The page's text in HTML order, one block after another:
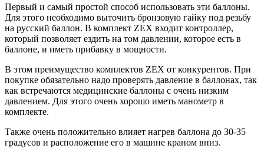
Первый и самый простой способ использовать эти баллоны.
Для этого необходимо выточить бронзовую гайку под резьбу
на русский баллон. В комплект ZEX входит контроллер,
который позволяет ездить на том давлении, которое есть в
баллоне, и иметь прибавку в мощности.
В этом преимущество комплектов ZEX от конкурентов. При
покупке обязательно надо проверять давление в баллонах, так
как встречаются медицинские баллоны с очень низким
давлением. Для этого очень хорошо иметь манометр в
комплекте.
Также очень положительно влияет нагрев баллона до 30-35
градусов и расположение его в машине краном вниз.